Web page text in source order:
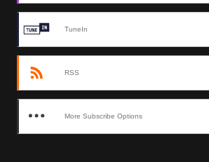
TuneIn
RSS
More Subscribe Options